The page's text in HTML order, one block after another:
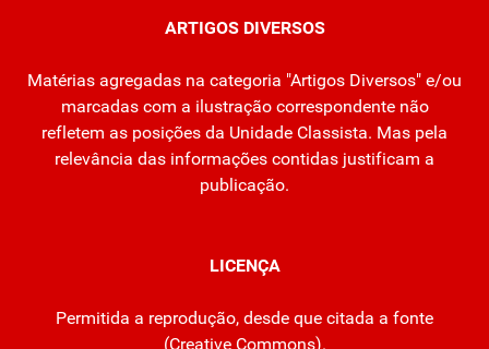
ARTIGOS DIVERSOS
Matérias agregadas na categoria "Artigos Diversos" e/ou
marcadas com a ilustração correspondente não
refletem as posições da Unidade Classista. Mas pela
relevância das informações contidas justificam a
publicação.
LICENÇA
Permitida a reprodução, desde que citada a fonte
(Creative Commons).